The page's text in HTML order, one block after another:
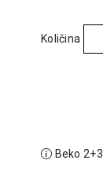
Količina
Beko 2+3